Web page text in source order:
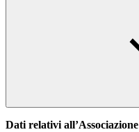
Dati relativi all’Associazione